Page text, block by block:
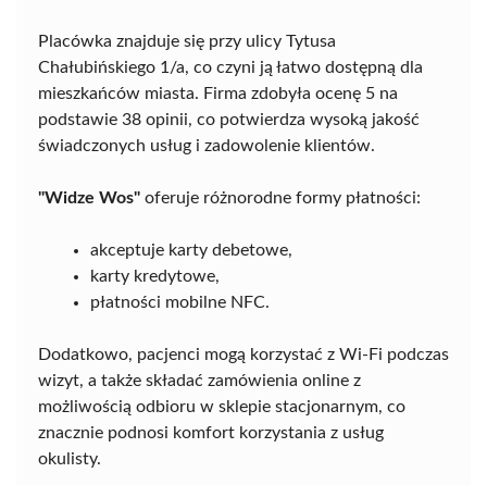
Placówka znajduje się przy ulicy Tytusa
Chałubińskiego 1/a, co czyni ją łatwo dostępną dla
mieszkańców miasta. Firma zdobyła ocenę 5 na
podstawie 38 opinii, co potwierdza wysoką jakość
świadczonych usług i zadowolenie klientów.
"Widze Wos" oferuje różnorodne formy płatności:
akceptuje karty debetowe,
karty kredytowe,
płatności mobilne NFC.
Dodatkowo, pacjenci mogą korzystać z Wi-Fi podczas
wizyt, a także składać zamówienia online z
możliwością odbioru w sklepie stacjonarnym, co
znacznie podnosi komfort korzystania z usług
okulisty.